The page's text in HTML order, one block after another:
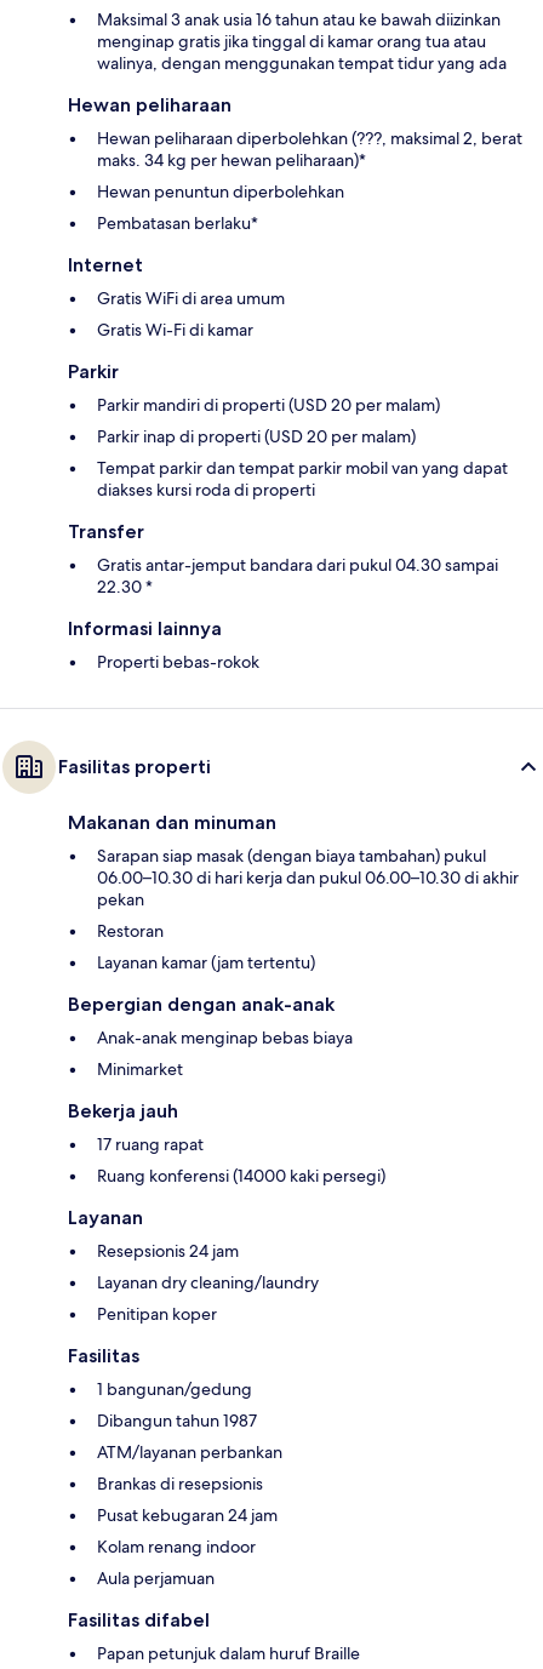
Maksimal 3 anak usia 16 tahun atau ke bawah diizinkan
menginap gratis jika tinggal di kamar orang tua atau
walinya, dengan menggunakan tempat tidur yang ada
Hewan peliharaan
Hewan peliharaan diperbolehkan (???, maksimal 2, berat
maks. 34 kg per hewan peliharaan)*
Hewan penuntun diperbolehkan
Pembatasan berlaku*
Internet
Gratis WiFi di area umum
Gratis Wi-Fi di kamar
Parkir
Parkir mandiri di properti (USD 20 per malam)
Parkir inap di properti (USD 20 per malam)
Tempat parkir dan tempat parkir mobil van yang dapat
diakses kursi roda di properti
Transfer
Gratis antar-jemput bandara dari pukul 04.30 sampai
22.30 *
Informasi lainnya
Properti bebas-rokok
Fasilitas properti
Makanan dan minuman
Sarapan siap masak (dengan biaya tambahan) pukul
06.00–10.30 di hari kerja dan pukul 06.00–10.30 di akhir
pekan
Restoran
Layanan kamar (jam tertentu)
Bepergian dengan anak-anak
Anak-anak menginap bebas biaya
Minimarket
Bekerja jauh
17 ruang rapat
Ruang konferensi (14000 kaki persegi)
Layanan
Resepsionis 24 jam
Layanan dry cleaning/laundry
Penitipan koper
Fasilitas
1 bangunan/gedung
Dibangun tahun 1987
ATM/layanan perbankan
Brankas di resepsionis
Pusat kebugaran 24 jam
Kolam renang indoor
Aula perjamuan
Fasilitas difabel
Papan petunjuk dalam huruf Braille